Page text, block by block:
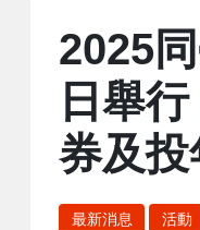
2025
日舉
券及
最新消息 活動